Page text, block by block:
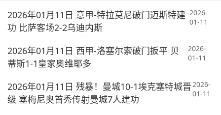
2026年01月11日 意甲-特拉莫尼破门迈斯特建
功 比萨客场2-2乌迪内斯
2026-
01-11
2026年01月11日 西甲-洛塞尔索破门扳平 贝
蒂斯1-1皇家奥维耶多
2026-
01-11
2026年01月11日 残暴！曼城10-1埃克塞特城晋
级 塞梅尼奥首秀传射曼城7人建功
2026-
01-11